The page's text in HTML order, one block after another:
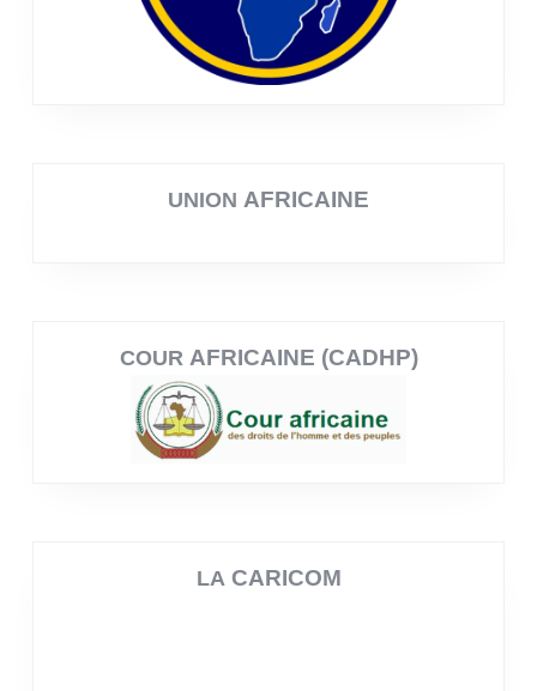
UNION AFRICAINE
COUR AFRICAINE (CADHP)
LA CARICOM